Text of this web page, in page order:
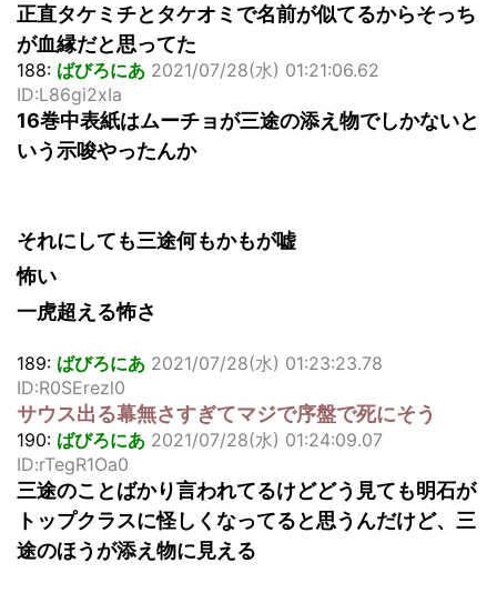
正直タケミチとタケオミで名前が似てるからそっち
が血縁だと思ってた
188: ばびろにあ 2021/07/28(水) 01:21:06.62
ID:L86gi2xIa
16巻中表紙はムーチョが三途の添え物でしかないと
いう示唆やったんか
それにしても三途何もかもが嘘
怖い
一虎超える怖さ
189: ばびろにあ 2021/07/28(水) 01:23:23.78
ID:R0SErezl0
サウス出る幕無さすぎてマジで序盤で死にそう
190: ばびろにあ 2021/07/28(水) 01:24:09.07
ID:rTegR1Oa0
三途のことばかり言われてるけどどう見ても明石が
トップクラスに怪しくなってると思うんだけど、三
途のほうが添え物に見える